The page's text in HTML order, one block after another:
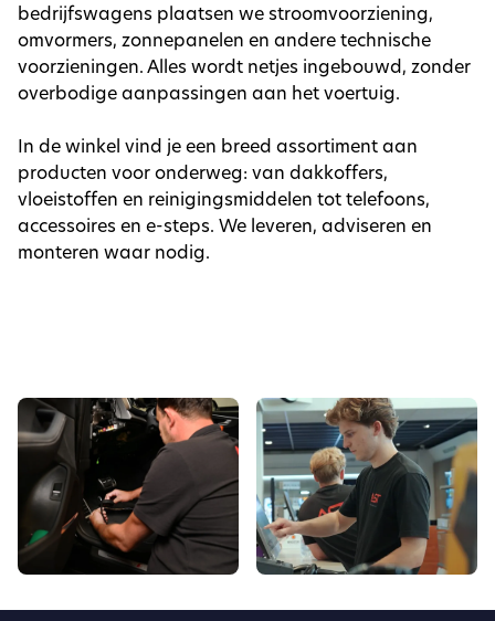
bedrijfswagens plaatsen we stroomvoorziening,
omvormers, zonnepanelen en andere technische
voorzieningen. Alles wordt netjes ingebouwd, zonder
overbodige aanpassingen aan het voertuig.
In de winkel vind je een breed assortiment aan
producten voor onderweg: van dakkoffers,
vloeistoffen en reinigingsmiddelen tot telefoons,
accessoires en e-steps. We leveren, adviseren en
monteren waar nodig.